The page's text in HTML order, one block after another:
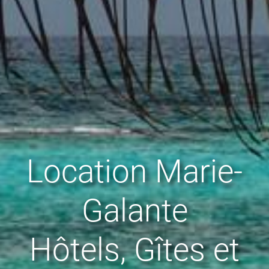
Location Marie-
Galante
Hôtels, Gîtes et